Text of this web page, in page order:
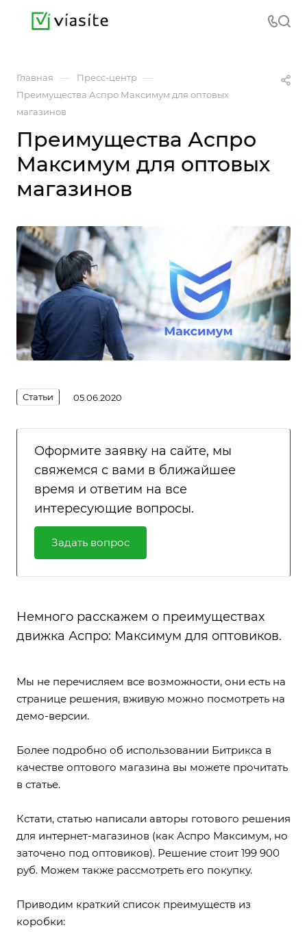
Главная — Пресс-центр —
Преимущества Аспро Максимум для оптовых
магазинов
Преимущества Аспро
Максимум для оптовых
магазинов
Статьи 05.06.2020
Оформите заявку на сайте, мы
свяжемся с вами в ближайшее
время и ответим на все
интересующие вопросы.
Задать вопрос
Немного расскажем о преимуществах
движка Аспро: Максимум для оптовиков.
Мы не перечисляем все возможности, они есть на
странице решения, вживую можно посмотреть на
демо-версии.
Более подробно об использовании Битрикса в
качестве оптового магазина вы можете прочитать
в статье.
Кстати, статью написали авторы готового решения
для интернет-магазинов (как Аспро Максимум, но
заточено под оптовиков). Решение стоит 199 900
руб. Можем также рассмотреть его покупку.
Приводим краткий список преимуществ из
коробки: